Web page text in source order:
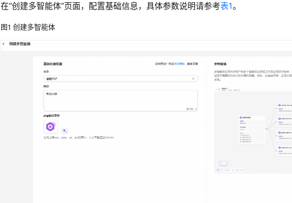
在“创建多智能体”页面，配置基础信息，具体参数说明请参考表1。
图1创建多智能体